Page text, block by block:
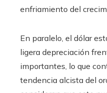
enfriamiento del
En paralelo, el dólar
ligera depreciación
importantes, lo que
tendencia alcista del